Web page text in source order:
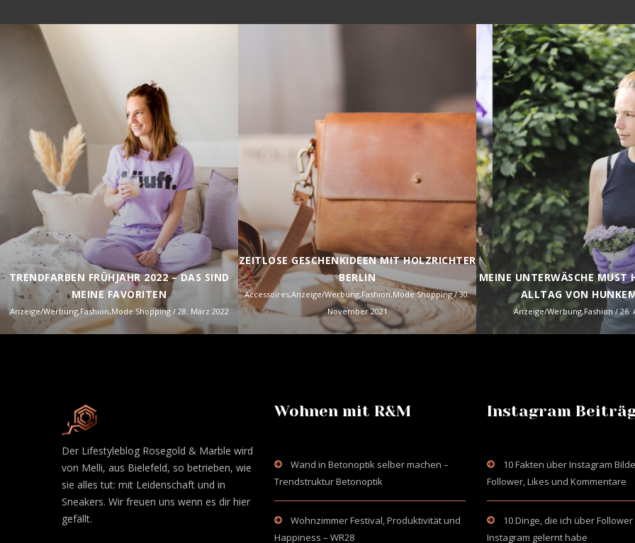
TRENDFARBEN FRÜHJAHR 2022 – DAS SIND
MEINE FAVORITEN
Anzeige/Werbung,Fashion,Mode Shopping/ 28. März 2022
ZEITLOSE GESCHENKIDEEN MIT HOLZRICHTER
BERLIN
Accessoires,Anzeige/Werbung,Fashion,Mode Shopping/ 30.
November 2021
MEINE UNTERWÄSCHE MUST
ALLTAG VON
Anzeige/Werbung,Fashion/ 26.
Der Lifestyleblog Rosegold & Marble wird
von Melli, aus Bielefeld, so betrieben, wie
sie alles tut: mit Leidenschaft und in
Sneakers. Wir freuen uns wenn es dir hier
gefällt.
Wohnen mit R&M
Wand in Betonoptik selber machen –
Trendstruktur Betonoptik
Wohnzimmer Festival, Produktivität und
Happiness – WR28
Instagram
10 Fakten über Instagram
Follower, Likes und Kommentare
10 Dinge, die ich über
Instagram gelernt habe